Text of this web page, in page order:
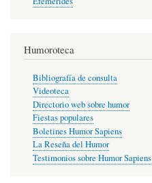
Humoroteca
Bibliografía de consulta
Videoteca
Directorio web sobre humor
Fiestas populares
Boletines Humor Sapiens
La Reseña del Humor
Testimonios sobre Humor Sapiens